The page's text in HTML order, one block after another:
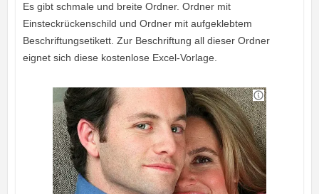
Es gibt schmale und breite Ordner. Ordner mit
Einsteckrückenschild und Ordner mit aufgeklebtem
Beschriftungsetikett. Zur Beschriftung all dieser Ordner
eignet sich diese kostenlose Excel-Vorlage.